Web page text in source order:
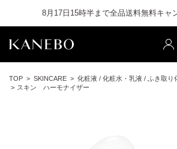
8月17日15時半まで全品送料無料キャ
TOP SKINCARE
化粧液 / 化粧水・乳液 / ふき取り
スキン ハーモナイザー